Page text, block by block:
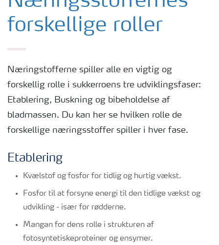
forskellige roller
Næringstofferne spiller alle en vigtig og
forskellig rolle i sukkerroens tre udviklingsfaser:
Etablering, Buskning og bibeholdelse af
bladmassen. Du kan her se hvilken rolle de
forskellige næringsstoffer spiller i hver fase.
Etablering
Kvælstof og fosfor for tidlig og hurtig vækst.
Fosfor til at forsyne energi til den tidlige vækst og
udvikling - især for rødderne.
Mangan for dens rolle i strukturen af
fotosyntetiskeproteiner og ensymer.